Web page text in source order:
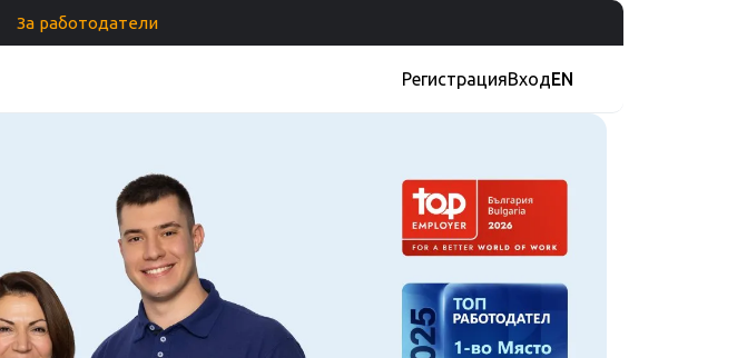
За работодатели
РегистрацияВходEN